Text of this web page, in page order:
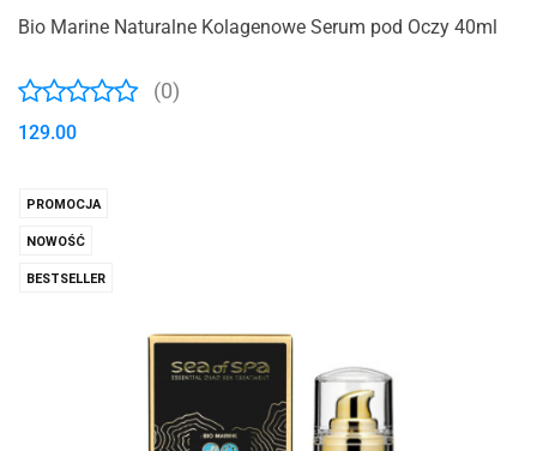
Bio Marine Naturalne Kolagenowe Serum pod Oczy 40ml
(0)
129.00
PROMOCJA
NOWOŚĆ
BESTSELLER